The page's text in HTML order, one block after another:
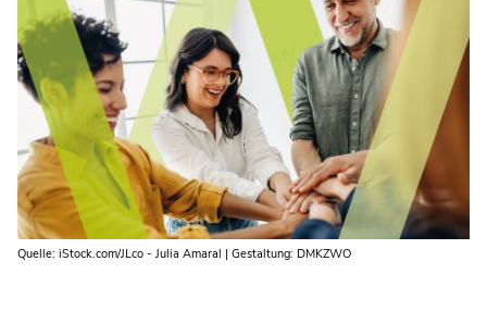
Quelle: iStock.com/JLco - Julia Amaral | Gestaltung: DMKZWO